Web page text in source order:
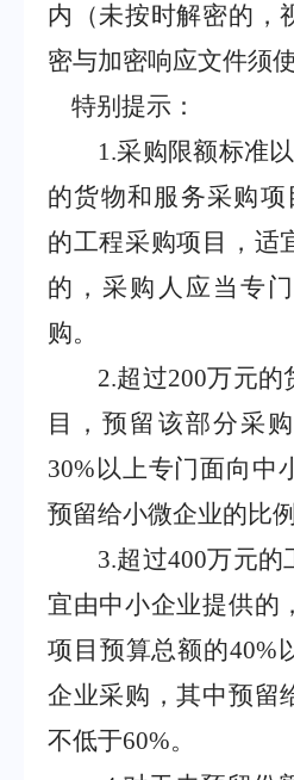
内（未按时解密的，
密与加密响应文件须
特别提示：
1.采购限额标准以
的货物和服务采购项
的工程采购项目，适
的，采购人应当专
购。
2.超过200万元的
目，预留该部分采
30% 以上专门面向中
预留给小微企业的比
3.超过400万元的
宜由中小企业提供的
项目预算总额的40%
企业采购，其中预留
不低于60%。